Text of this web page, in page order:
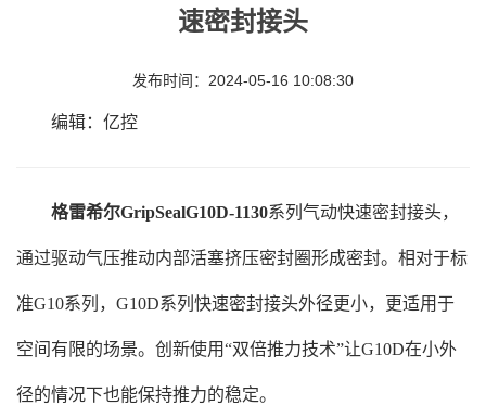
速密封接头
发布时间：2024-05-16 10:08:30
编辑：亿控
格雷希尔GripSealG10D-1130系列气动快速密封接头，
通过驱动气压推动内部活塞挤压密封圈形成密封。相对于标
准G10系列，G10D系列快速密封接头外径更小，更适用于
空间有限的场景。创新使用“双倍推力技术”让G10D在小外
径的情况下也能保持推力的稳定。